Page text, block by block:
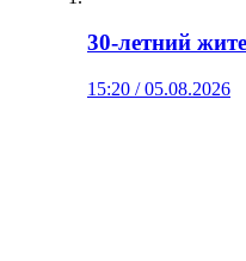
30‑летний
15:20 / 05.08.2026